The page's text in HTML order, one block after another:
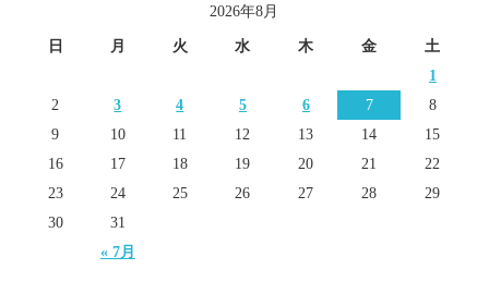
2026年8月
日 月 火 水 木 金 土
« 7月
1
2
3 4 5 6 7
8
9
10 11 12 13 14
15
16
17 18 19 20 21
22
23
24 25 26 27 28
29
30
31